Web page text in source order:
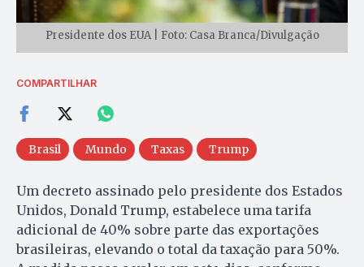
Presidente dos EUA | Foto: Casa Branca/Divulgação
COMPARTILHAR
Brasil Mundo Taxas Trump
Um decreto assinado pelo presidente dos Estados
Unidos, Donald Trump, estabelece uma tarifa
adicional de 40% sobre parte das exportações
brasileiras, elevando o total da taxação para 50%.